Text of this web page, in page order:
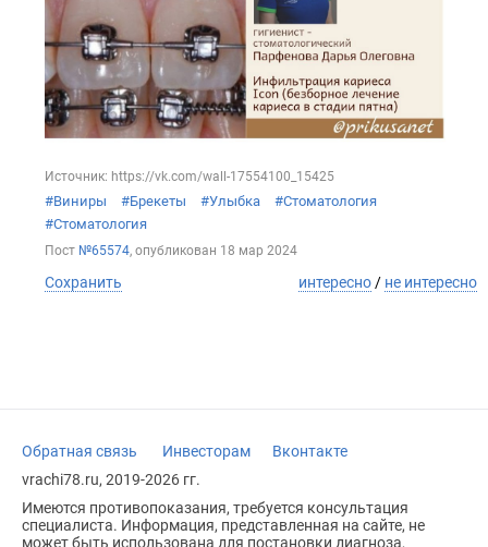
Источник: https://vk.com/wall-17554100_15425
#Виниры #Брекеты #Улыбка
#Стоматология
#Стоматология
Пост №65574, опубликован 18 мар 2024
Сохранить интересно / не интересно
Обратная связь Инвесторам
Вконтакте
vrachi78.ru, 2019-2026 гг.
Имеются противопоказания, требуется консультация
специалиста. Информация, представленная на сайте, не
может быть использована для постановки диагноза,